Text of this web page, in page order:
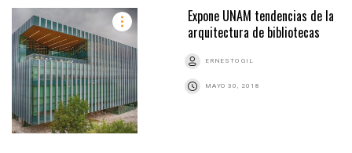
Expone UNAM tendencias de la
arquitectura de bibliotecas
ERNESTO GIL
MAYO 30, 2018